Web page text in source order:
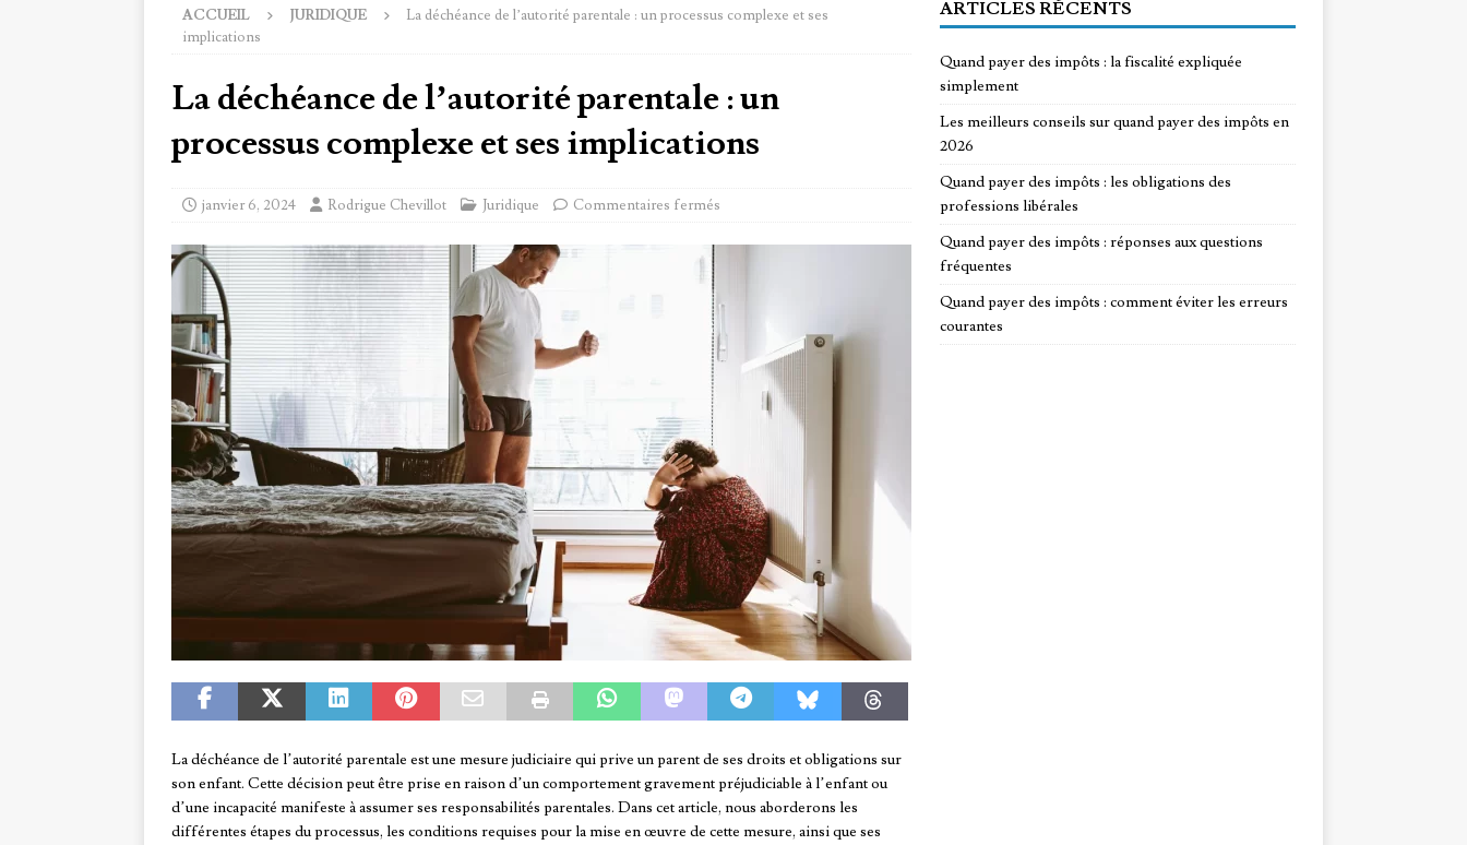
ACCUEIL JURIDIQUE
La déchéance de l’autorité parentale : un processus complexe et ses
implications
La déchéance de l’autorité parentale : un
processus complexe et ses implications
janvier 6, 2024 Rodrigue Chevillot Juridique Commentaires fermés
La déchéance de l’autorité parentale est une mesure judiciaire qui prive un parent de ses droits et obligations sur
son enfant. Cette décision peut être prise en raison d’un comportement gravement préjudiciable à l’enfant ou
d’une incapacité manifeste à assumer ses responsabilités parentales. Dans cet article, nous aborderons les
différentes étapes du processus, les conditions requises pour la mise en œuvre de cette mesure, ainsi que ses
ARTICLES RÉCENTS
Quand payer des impôts : la fiscalité expliquée
simplement
Les meilleurs conseils sur quand payer des impôts en
2026
Quand payer des impôts : les obligations des
professions libérales
Quand payer des impôts : réponses aux questions
fréquentes
Quand payer des impôts : comment éviter les erreurs
courantes